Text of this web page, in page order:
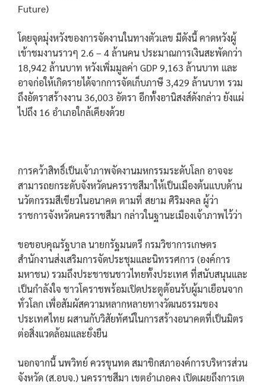
Future)
โดยจุดมุ่งหวังของการจัดงานในทางตัวเลข มีดังนี้ คาดหวังผู้
เข้าชมงานราวๆ 2.6 – 4 ล้านคน ประมาณการเงินสะพัดกว่า
18,942 ล้านบาท หวังเพิ่มมูลค่า GDP 9,163 ล้านบาท และ
อาจก่อให้เกิดรายได้จากการจัดเก็บภาษี 3,429 ล้านบาท รวม
ถึงอัตราสร้างงาน 36,003 อัตรา อีกทั้งอานิสงส์ดังกล่าว ยังแผ่
ไปถึง 16 อำเภอใกล้เคียงด้วย
การคว้าสิทธิ์เป็นเจ้าภาพจัดงานมหกรรมระดับโลก อาจจะ
สามารถยกระดับจังหวัดนครราชสีมาให้เป็นเมืองต้นแบบด้าน
นวัตกรรมสีเขียวในอนาคต ตามที่ สยาม ศิริมงคล ผู้ว่า
ราชการจังหวัดนครราชสีมา กล่าวในฐานะเมืองเจ้าภาพไว้ว่า
ขอขอบคุณรัฐบาล นายกรัฐมนตรี กรมวิชาการเกษตร
สำนักงานส่งเสริมการจัดประชุมและนิทรรศการ (องค์การ
มหาชน) รวมถึงประชาชนชาวไทยทั้งประเทศ ที่สนับสนุนและ
เป็นกำลังใจ ชาวโคราชพร้อมเปิดประตูต้อนรับผู้มาเยือนจาก
ทั่วโลก เพื่อสัมผัสความหลากหลายทางวัฒนธรรมของ
ประเทศไทย ผสานกับวิสัยทัศน์ในการสร้างอนาคตที่เป็นมิตร
ต่อสิ่งแวดล้อมและยั่งยืน
นอกจากนี้ นพวิทย์ ควรขุนทด สมาชิกสภาองค์การบริหารส่วน
จังหวัด (ส.อบจ.) นครราชสีมา เขตอำเภอคง เปิดเผยถึงการเต